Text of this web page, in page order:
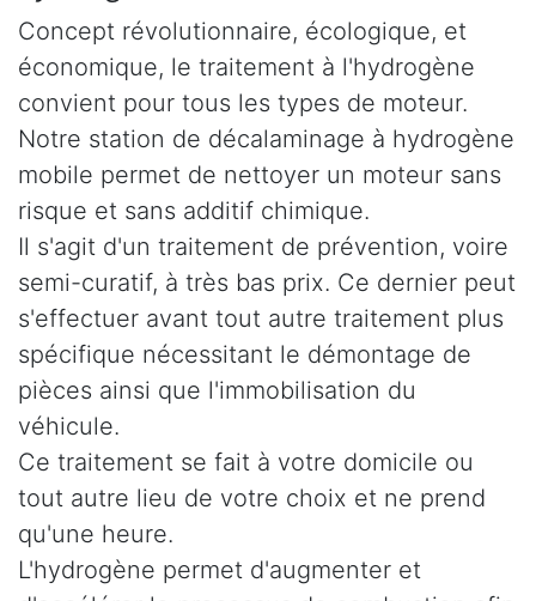
Concept révolutionnaire, écologique, et
économique, le traitement à l'hydrogène
convient pour tous les types de moteur.
Notre station de décalaminage à hydrogène
mobile permet de nettoyer un moteur sans
risque et sans additif chimique.
Il s'agit d'un traitement de prévention, voire
semi-curatif, à très bas prix. Ce dernier peut
s'effectuer avant tout autre traitement plus
spécifique nécessitant le démontage de
pièces ainsi que l'immobilisation du
véhicule.
Ce traitement se fait à votre domicile ou
tout autre lieu de votre choix et ne prend
qu'une heure.
L'hydrogène permet d'augmenter et